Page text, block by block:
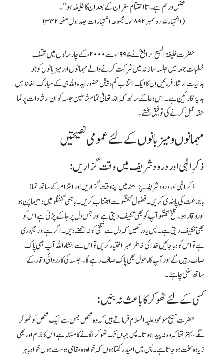
فضل ورحم ہے۔ تااختتام سفر ان کے بعد ان کاخلیفہ ہو ‘‘۔
(اشتہار ۷؍دسمبر ۱۸۹۲ء۔مجموعہ اشتہارات جلد اول صفحہ ۳۴۲)
حضرت خلیفۃ المسیح الرابع ؒ نے ۱۹۹۷ء سے ۲۰۰۰ء کے چارسالوں میں مختلف
خطبات جمعہ میں جلسہ سالانہ میں شرکت کرنے والے مہمانوں اور میزبانوں کو جو
ہدایات ارشاد فرمائیں ان کا ایک انتخاب کم و بیش حضور ایدہ اللہ ہی کے مبارک الفاظ میں
ہدیۂ قارئین ہے ۔ اس دعا کے ساتھ کہ اللہ تعالیٰ تمام شاملین جلسہ کو ان ارشادات پر کما
حقہ عمل کرنے کی توفیق بخشے۔
مہمانوں ومیزبانوں کے لئے عمومی نصیحتیں
ذکرِ الٰہی اور درود شریف میں وقت گزاریں:
ذکر الٰہی اور درود شریف پڑھنے میں اپنا وقت گزاریں اور التزام کے ساتھ نماز
باجماعت کی پابندی کریں ۔ فضول گفتگو سے اجتناب کریں ۔ باہمی گفتگو میں دھیما پن ہو
اور وقار ہو۔ تلخ گفتگو آپ کو بھی تکلیف دیتی ہے اور جس دل پر جا کے پڑتی ہے ا س کو
بھی تکلیف دیتی ہے ۔ پس یادرکھیں کہ دل سے تلخی کو نہ اٹھنے دیں ۔ اگرہے اور مجبوری
ہے تواس کو دباجائیں خدا کی خاطر صبر اختیار کریں تو اس سے انشاء اللہ آپ بھی پاک
صاف رہیں گے اور آپ کا ماحول بھی پاک صاف رہے گا ۔ جلسہ کی کارروائی وقار کے
ساتھ سننی چاہئے ۔
کسی کے لئے ٹھوکر کا باعث نہ بنیں:
حضرت مسیح موعود علیہ السلام فرماتے ہیں کہ وہ شخص جس سے ایک شخص کو ٹھوکر
لگے ، بہتر تھا کہ وہ نہ پیدا ہوتا۔ پس جہاں تک ٹھوکر لگانے کا مسئلہ ہے اس کا جرم اور بھی
زیادہ سخت ہو جاتا ہے۔ پس میں امید رکھتا ہوں کہ خواہ وہ مقامی دوست ہوں خواہ باہر